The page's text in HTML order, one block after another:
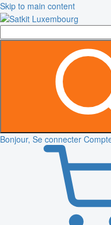
Skip to main content
Bonjour, Se connecter